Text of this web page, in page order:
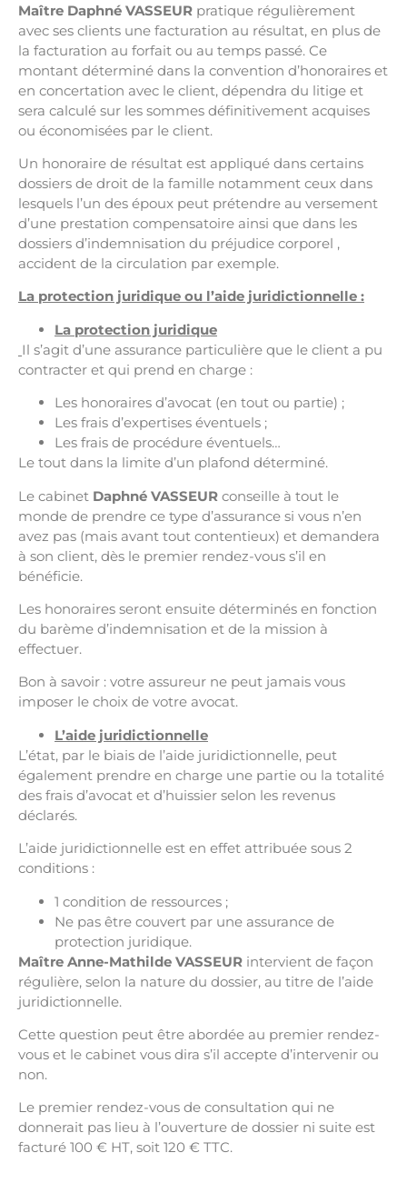
Maître Daphné VASSEUR pratique régulièrement
avec ses clients une facturation au résultat, en plus de
la facturation au forfait ou au temps passé. Ce
montant déterminé dans la convention d’honoraires et
en concertation avec le client, dépendra du litige et
sera calculé sur les sommes définitivement acquises
ou économisées par le client.
Un honoraire de résultat est appliqué dans certains
dossiers de droit de la famille notamment ceux dans
lesquels l’un des époux peut prétendre au versement
d’une prestation compensatoire ainsi que dans les
dossiers d’indemnisation du préjudice corporel ,
accident de la circulation par exemple.
La protection juridique ou l’aide juridictionnelle :
La protection juridique
Il s’agit d’une assurance particulière que le client a pu
contracter et qui prend en charge :
Les honoraires d’avocat (en tout ou partie) ;
Les frais d’expertises éventuels ;
Les frais de procédure éventuels…
Le tout dans la limite d’un plafond déterminé.
Le cabinet Daphné VASSEUR conseille à tout le
monde de prendre ce type d’assurance si vous n’en
avez pas (mais avant tout contentieux) et demandera
à son client, dès le premier rendez-vous s’il en
bénéficie.
Les honoraires seront ensuite déterminés en fonction
du barème d’indemnisation et de la mission à
effectuer.
Bon à savoir : votre assureur ne peut jamais vous
imposer le choix de votre avocat.
L’aide juridictionnelle
L’état, par le biais de l’aide juridictionnelle, peut
également prendre en charge une partie ou la totalité
des frais d’avocat et d’huissier selon les revenus
déclarés.
L’aide juridictionnelle est en effet attribuée sous 2
conditions :
1 condition de ressources ;
Ne pas être couvert par une assurance de
protection juridique.
Maître Anne-Mathilde VASSEUR intervient de façon
régulière, selon la nature du dossier, au titre de l’aide
juridictionnelle.
Cette question peut être abordée au premier rendez-
vous et le cabinet vous dira s’il accepte d’intervenir ou
non.
Le premier rendez-vous de consultation qui ne
donnerait pas lieu à l’ouverture de dossier ni suite est
facturé 100 € HT, soit 120 € TTC.